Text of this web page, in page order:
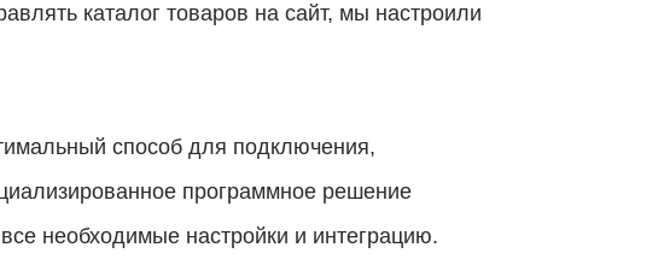
каталог товаров на сайт, мы настроили
способ для подключения,
программное решение
необходимые настройки и интеграцию.